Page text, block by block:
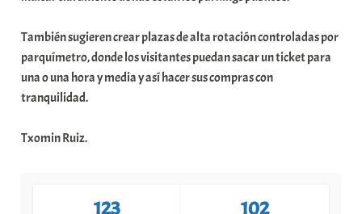
También sugieren crear plazas de alta rotación controladas por
parquímetro, donde los visitantes puedan sacar un ticket para
una o una hora y media y así hacer sus compras con
tranquilidad.
Txomin Ruiz.
123 102